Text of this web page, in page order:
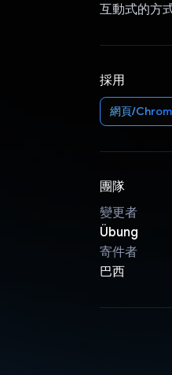
互動式的方
採用
網頁/
團隊
變更者
Übung
寄件者
巴西